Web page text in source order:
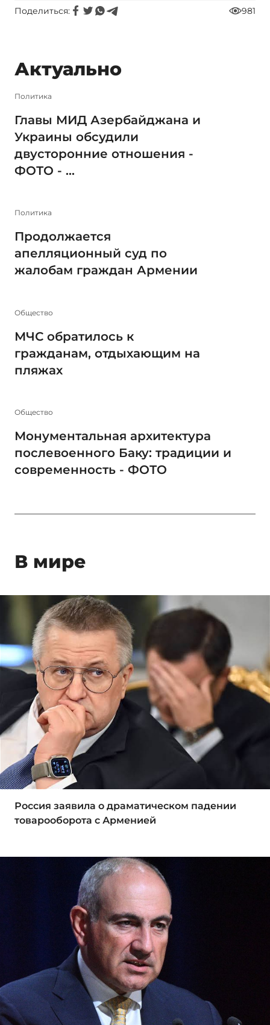
Поделиться: 981
Актуально
Политика
Главы МИД Азербайджана и
Украины обсудили
двусторонние отношения -
ФОТО - ...
Политика
Продолжается
апелляционный суд по
жалобам граждан Армении
Общество
МЧС обратилось к
гражданам, отдыхающим на
пляжах
Общество
Монументальная архитектура
послевоенного Баку: традиции и
современность - ФОТО
В мире
Россия заявила о драматическом падении
товарооборота с Арменией